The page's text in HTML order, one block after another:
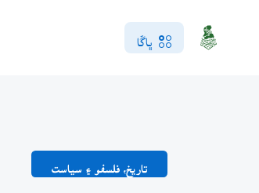
ڀاڱا
تاريخ، فلسفو ۽ سياست